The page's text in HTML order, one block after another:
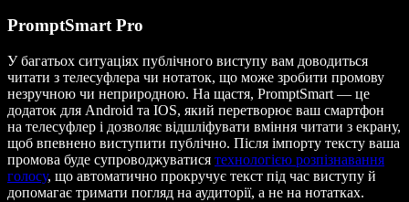
PromptSmart Pro
У багатьох ситуаціях публічного виступу вам доводиться
читати з телесуфлера чи нотаток, що може зробити промову
незручною чи неприродною. На щастя, PromptSmart — це
додаток для Android та IOS, який перетворює ваш смартфон
на телесуфлер і дозволяє відшліфувати вміння читати з екрану,
щоб впевнено виступити публічно. Після імпорту тексту ваша
промова буде супроводжуватися технологією розпізнавання
голосу, що автоматично прокручує текст під час виступу й
допомагає тримати погляд на аудиторії, а не на нотатках.